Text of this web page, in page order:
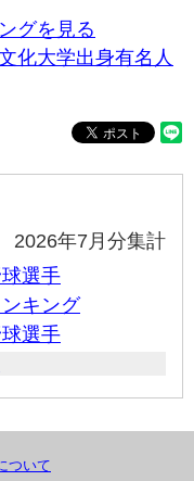
グを見る
化大学出身有名人
2026年7月分集計
選手
キング
選手
ついて